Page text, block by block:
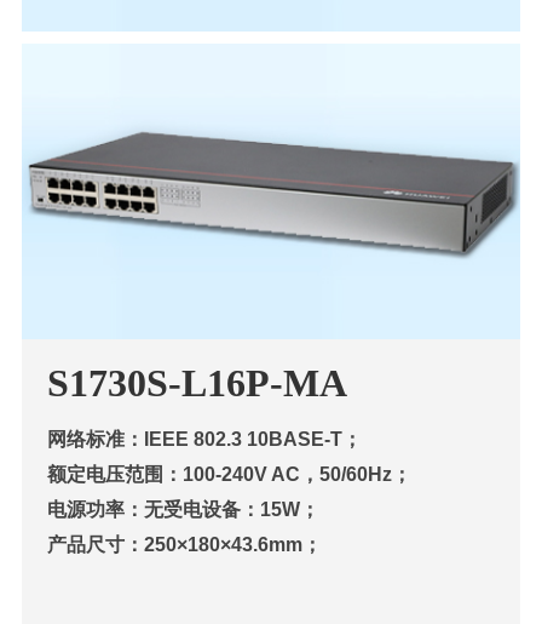
S1730S-L16P-MA
网络标准：IEEE 802.3 10BASE-T；
额定电压范围：100-240V AC，50/60Hz；
电源功率：无受电设备：15W；
产品尺寸：250×180×43.6mm；